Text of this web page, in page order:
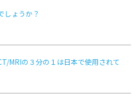
しょうか？
MRIの３分の１は日本で使用されて